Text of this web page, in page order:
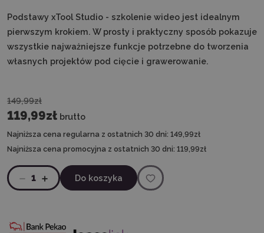
Podstawy xTool Studio - szkolenie wideo jest idealnym
pierwszym krokiem. W prosty i praktyczny sposób pokazuje
wszystkie najważniejsze funkcje potrzebne do tworzenia
własnych projektów pod cięcie i grawerowanie.
149,99zł
119,99zł brutto
Najniższa cena regularna z ostatnich 30 dni: 149,99zł
Najniższa cena promocyjna z ostatnich 30 dni: 119,99zł
1 Do koszyka